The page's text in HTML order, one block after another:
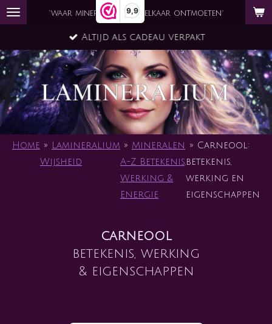
9,9
Ga
de
hoofdinhoud
`waar mineraal en ziel elkaar ontmoeten´
Altijd als cadeau verpakt
Home »
Lamineralium
Wijsheid
» Mineralen
A-Z Betekenis,
Werking &
Energie
» Carneool:
betekenis,
werking en
eigenschappen
carneool
betekenis, werking
& eigenschappen